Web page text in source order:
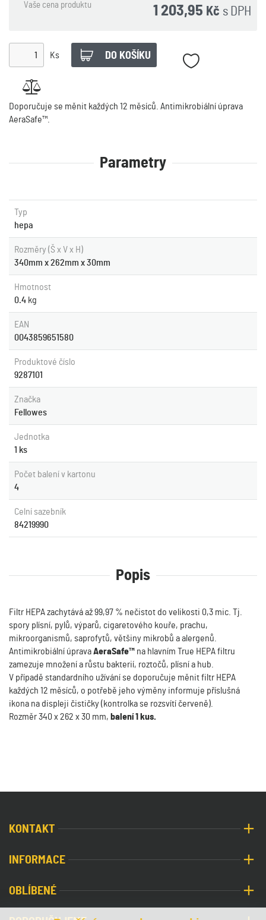
Vaše cena produktu s DPH
1 203,95 Kč
Ks
Doporučuje se měnit každých 12 měsíců. Antimikrobiální úprava
AeraSafe™.
Parametry
Typ
hepa
Rozměry (Š x V x H)
340mm x 262mm x 30mm
Hmotnost
0.4 kg
EAN
0043859651580
Produktové číslo
9287101
Značka
Fellowes
Jednotka
1 ks
Počet balení v kartonu
4
Celní sazebník
84219990
Popis
Filtr HEPA zachytává až 99,97 % nečistot do velikosti 0,3 mic. Tj.
spory plísní, pylů, výparů, cigaretového kouře, prachu,
mikroorganismů, saprofytů, většiny mikrobů a alergenů.
Antimikrobiální úpravaAeraSafe™ na hlavním True HEPA filtru
zamezuje množení a růstu bakterií, roztočů, plísní a hub.
V případě standardního užívání se doporučuje měnit filtr HEPA
každých 12 měsíců, o potřebě jeho výměny informuje příslušná
ikona na displeji čističky (kontrolka se rozsvítí červeně).
Rozměr 340 x 262 x 30 mm, balení 1 kus.
KONTAKT
INFORMACE
OBLÍBENÉ